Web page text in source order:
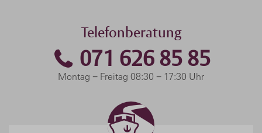
Telefonberatung
071 626 85 85
Montag − Freitag 08:30 − 17:30 Uhr